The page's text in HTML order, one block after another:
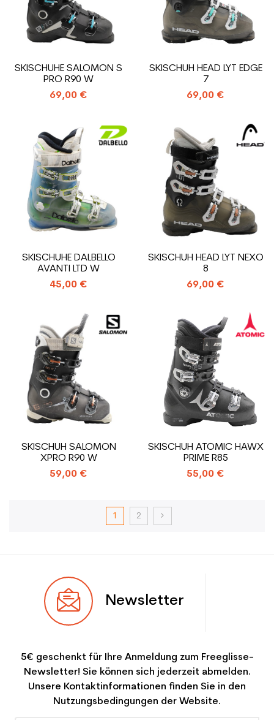
SKISCHUHE SALOMON S
PRO R90 W
69,00 €
SKISCHUH HEAD LYT EDGE
7
69,00 €
SKISCHUHE DALBELLO
AVANTI LTD W
45,00 €
SKISCHUH HEAD LYT NEXO
8
69,00 €
SKISCHUH SALOMON
XPRO R90 W
59,00 €
SKISCHUH ATOMIC HAWX
PRIME R85
55,00 €
1 2
Newsletter
5€ geschenkt für Ihre Anmeldung zum Freeglisse-
Newsletter! Sie können sich jederzeit abmelden.
Unsere Kontaktinformationen finden Sie in den
Nutzungsbedingungen der Website.